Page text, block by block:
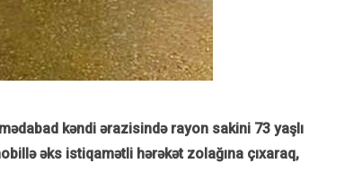
kəndi ərazisində rayon sakini 73 yaşlı
əks istiqamətli hərəkət zolağına çıxaraq,